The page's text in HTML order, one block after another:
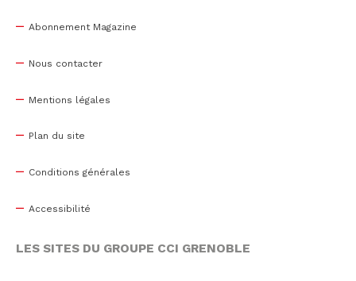
Abonnement Magazine
Nous contacter
Mentions légales
Plan du site
Conditions générales
Accessibilité
LES SITES DU GROUPE CCI GRENOBLE